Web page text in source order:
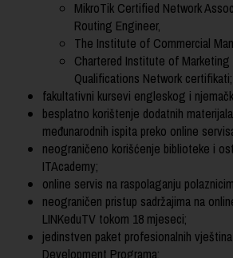
MikroTik Certified Network
Routing Engineer,
The Institute of Commercial
Chartered Institute of Marketing
Qualifications Network certifikati;
fakultativni kursevi engleskog i
besplatno korištenje dodatnih
međunarodnih ispita preko online
neograničeno korišćenje biblioteke i
ITAcademy;
online servis na raspolaganju
neograničen pristup sadržajima na
LINKeduTV tokom 18 mjeseci;
jedinstven paket profesionalnih
Development Programa;